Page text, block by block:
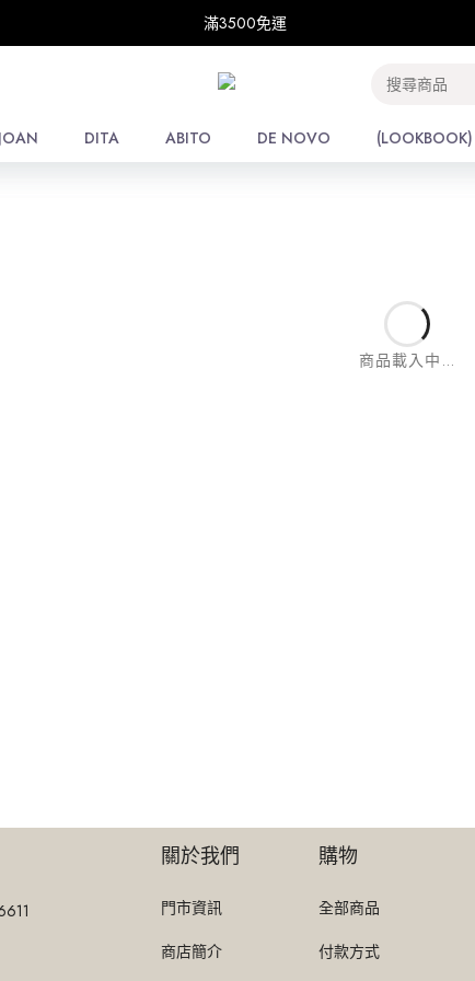
滿3500免運
JOAN DITA ABITO DE NOVO (LOOKBOOK)
滿3500免運
JOAN DITA ABITO DE NOVO (LOOKBOOK)
每頁
商品載入中...
關於我們
門市資訊
商店簡介
購物
全部商品
付款方式